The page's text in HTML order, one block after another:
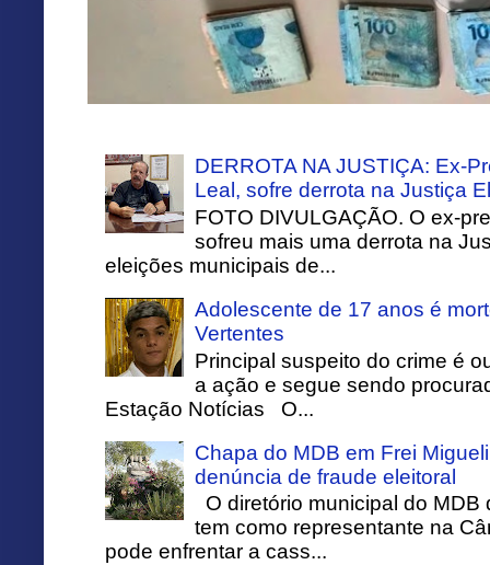
DERROTA NA JUSTIÇA: Ex-
Leal, sofre derrota na Justiça
FOTO DIVULGAÇÃO. O ex-
sofreu mais uma derrota na
eleições municipais de...
Adolescente de 17 anos é
Vertentes
Principal suspeito do crime é
a ação e segue sendo
Estação Notícias O...
Chapa do MDB em Frei
denúncia de fraude eleitoral
O diretório municipal do
tem como representante na
pode enfrentar a cass...